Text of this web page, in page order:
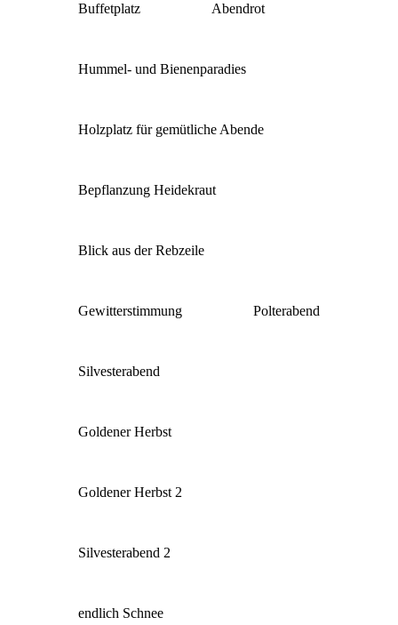
Buffetplatz Abendrot
Hummel- und Bienenparadies
Holzplatz für gemütliche Abende
Bepflanzung Heidekraut
Blick aus der Rebzeile
Gewitterstimmung Polterabend
Silvesterabend
Goldener Herbst
Goldener Herbst 2
Silvesterabend 2
endlich Schnee